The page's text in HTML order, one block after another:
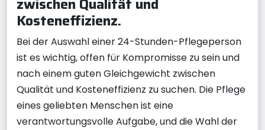
Kosteneffizienz.
Bei der Auswahl einer 24-Stunden-Pflegeperson
ist es wichtig, offen für Kompromisse zu sein und
nach einem guten Gleichgewicht zwischen
Qualität und Kosteneffizienz zu suchen. Die Pflege
eines geliebten Menschen ist eine
verantwortungsvolle Aufgabe, und die Wahl der